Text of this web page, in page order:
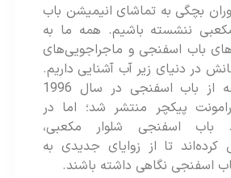
به تماشای انیمیشن باب
ننشسته‌ باشیم. همه ما به
اسفنجی و ماجراجویی‌های
دنیای زیر آب آشنایی داریم.
نخستین مجموعه از باب اسفنجی در سال 1996
پیکچر منتشر شد؛ اما در
اسفنجی شلوار مکعبی،
تا از زوایای جدیدی به
نگاهی داشته باشند.